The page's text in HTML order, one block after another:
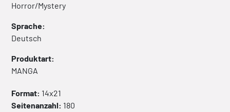
Horror/Mystery
Sprache:
Deutsch
Produktart:
MANGA
Format: 14x21
Seitenanzahl: 180